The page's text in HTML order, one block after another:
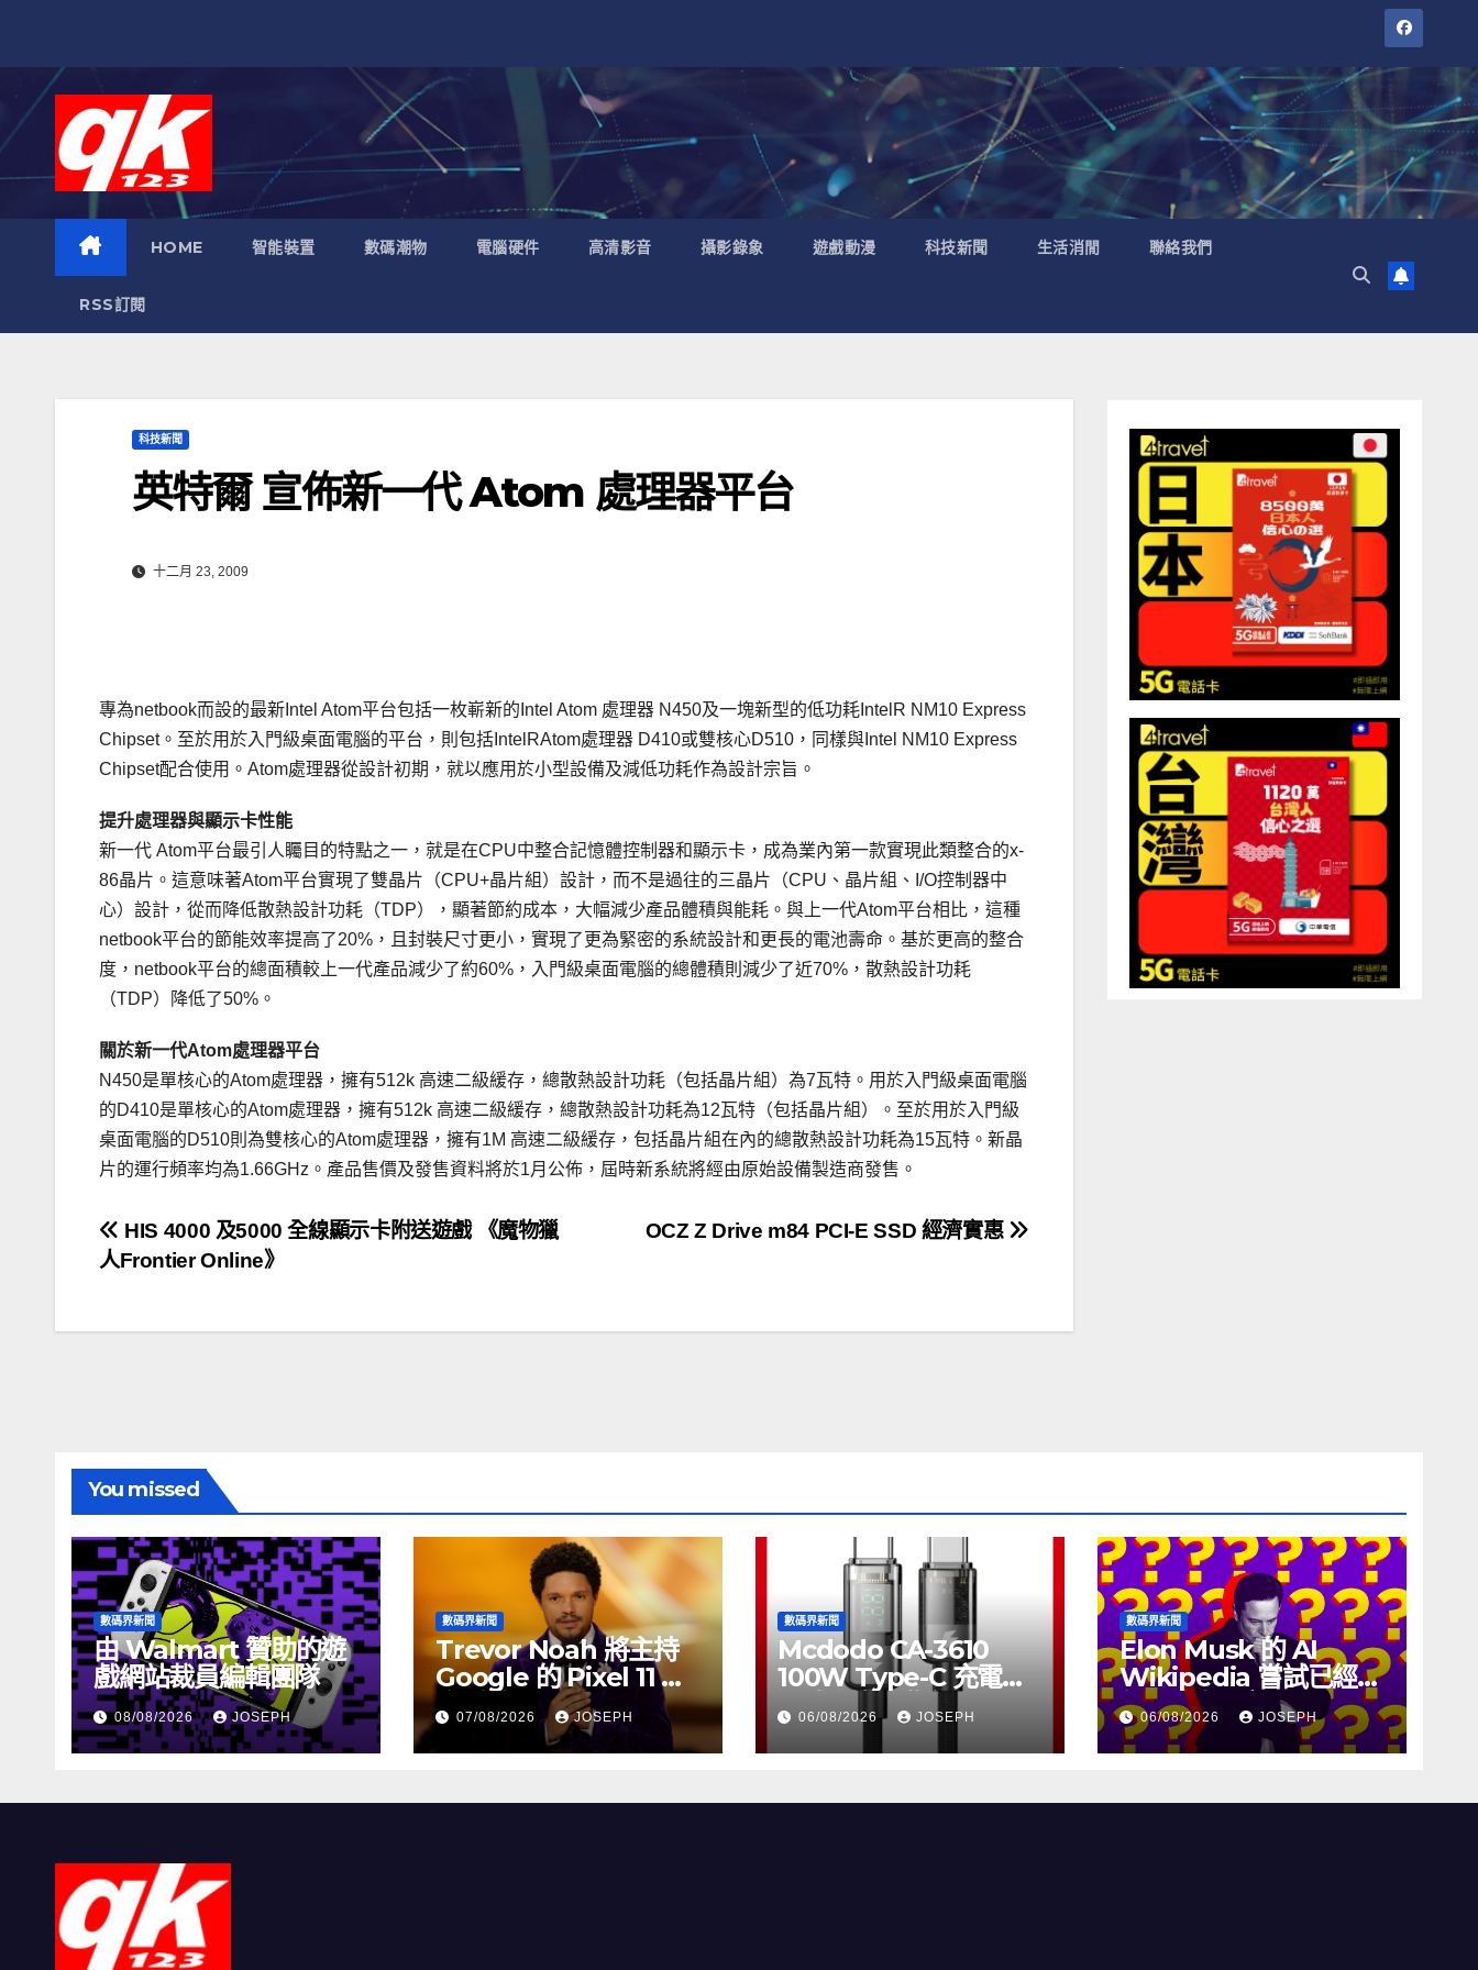
HOME 智能裝置 數碼潮物 電腦硬件 高清影音 攝影錄象 遊戲動漫 科技新聞 生活消閒 聯絡我們
RSS訂閱
科技新聞
英特爾 宣佈新一代 Atom 處理器平台
十二月 23, 2009
專為netbook而設的最新Intel Atom平台包括一枚嶄新的Intel Atom 處理器 N450及一塊新型的低功耗IntelR NM10 Express
Chipset。至於用於入門級桌面電腦的平台，則包括IntelRAtom處理器 D410或雙核心D510，同樣與Intel NM10 Express
Chipset配合使用。Atom處理器從設計初期，就以應用於小型設備及減低功耗作為設計宗旨。
提升處理器與顯示卡性能
新一代 Atom平台最引人矚目的特點之一，就是在CPU中整合記憶體控制器和顯示卡，成為業內第一款實現此類整合的x-
86晶片。這意味著Atom平台實現了雙晶片（CPU+晶片組）設計，而不是過往的三晶片（CPU、晶片組、I/O控制器中
心）設計，從而降低散熱設計功耗（TDP），顯著節約成本，大幅減少產品體積與能耗。與上一代Atom平台相比，這種
netbook平台的節能效率提高了20%，且封裝尺寸更小，實現了更為緊密的系統設計和更長的電池壽命。基於更高的整合
度，netbook平台的總面積較上一代產品減少了約60%，入門級桌面電腦的總體積則減少了近70%，散熱設計功耗
（TDP）降低了50%。
關於新一代Atom處理器平台
N450是單核心的Atom處理器，擁有512k 高速二級緩存，總散熱設計功耗（包括晶片組）為7瓦特。用於入門級桌面電腦
的D410是單核心的Atom處理器，擁有512k 高速二級緩存，總散熱設計功耗為12瓦特（包括晶片組）。至於用於入門級
桌面電腦的D510則為雙核心的Atom處理器，擁有1M 高速二級緩存，包括晶片組在內的總散熱設計功耗為15瓦特。新晶
片的運行頻率均為1.66GHz。產品售價及發售資料將於1月公佈，屆時新系統將經由原始設備製造商發售。
文
導
OCZ Z Drive m84 PCI-E SSD 經濟實惠
HIS 4000 及5000 全線顯示卡附送遊戲 《魔物獵
人Frontier Online》
You missed
數碼界新聞
由 Walmart 贊助的遊
戲網站裁員編輯團隊
08/08/2026 JOSEPH
數碼界新聞
Trevor Noah 將主持
Google 的 Pixel 11 推
介活動
07/08/2026 JOSEPH
數碼界新聞
Mcdodo CA-3610
100W Type-C 充電線
正式上市，售價
HK$115
06/08/2026 JOSEPH
數碼界新聞
Elon Musk 的 AI
Wikipedia 嘗試已經幾
個月沒有更新了
06/08/2026 JOSEPH